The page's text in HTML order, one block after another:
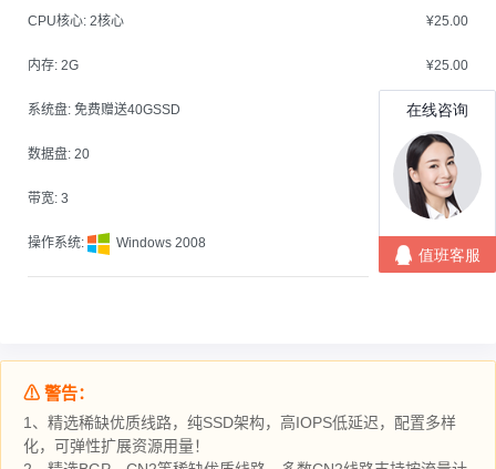
CPU核心: 2核心 ¥25.00
内存: 2G ¥25.00
系统盘: 免费赠送40GSSD ¥0.00
数据盘: 20 ¥0.00
带宽: 3 ¥0.00
操作系统: Windows 2008
⚠ 警告：
1、精选稀缺优质线路，纯SSD架构，高IOPS低延迟，配置多样
化，可弹性扩展资源用量！